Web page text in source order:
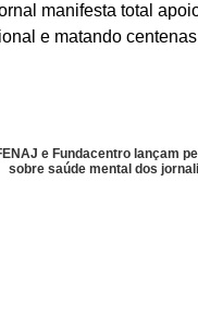
manifesta total
e matando
e Fundacentro lançam
sobre saúde mental dos